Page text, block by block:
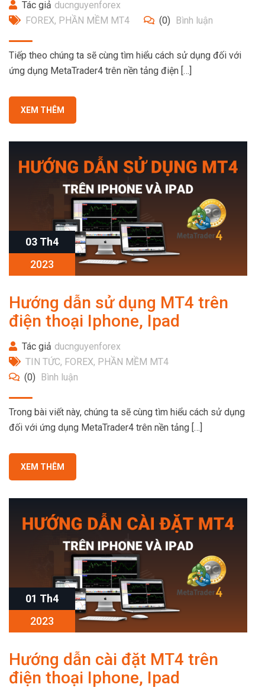
Tác giả ducnguyenforex
FOREX, PHẦN MỀM MT4 (0) Bình luận
Tiếp theo chúng ta sẽ cùng tìm hiểu cách sử dụng đối với
ứng dụng MetaTrader4 trên nền tảng điện […]
XEM THÊM
03 Th4
2023
Hướng dẫn sử dụng MT4 trên
điện thoại Iphone, Ipad
Tác giả ducnguyenforex
TIN TỨC, FOREX, PHẦN MỀM MT4
(0) Bình luận
Trong bài viết này, chúng ta sẽ cùng tìm hiểu cách sử dụng
đối với ứng dụng MetaTrader4 trên nền tảng […]
XEM THÊM
01 Th4
2023
Hướng dẫn cài đặt MT4 trên
điện thoại Iphone, Ipad